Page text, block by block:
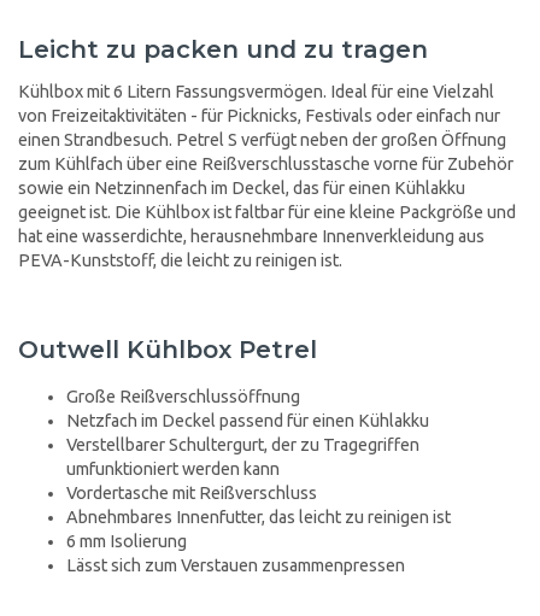
Leicht zu packen und zu tragen
Kühlbox mit 6 Litern Fassungsvermögen. Ideal für eine Vielzahl
von Freizeitaktivitäten - für Picknicks, Festivals oder einfach nur
einen Strandbesuch. Petrel S verfügt neben der großen Öffnung
zum Kühlfach über eine Reißverschlusstasche vorne für Zubehör
sowie ein Netzinnenfach im Deckel, das für einen Kühlakku
geeignet ist. Die Kühlbox ist faltbar für eine kleine Packgröße und
hat eine wasserdichte, herausnehmbare Innenverkleidung aus
PEVA-Kunststoff, die leicht zu reinigen ist.
Outwell Kühlbox Petrel
Große Reißverschlussöffnung
Netzfach im Deckel passend für einen Kühlakku
Verstellbarer Schultergurt, der zu Tragegriffen
umfunktioniert werden kann
Vordertasche mit Reißverschluss
Abnehmbares Innenfutter, das leicht zu reinigen ist
6 mm Isolierung
Lässt sich zum Verstauen zusammenpressen